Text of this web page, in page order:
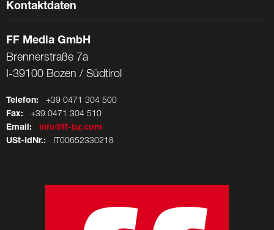
Kontaktdaten
FF Media GmbH
Brennerstraße 7a
I-39100 Bozen / Südtirol
Telefon: +39 0471 304 500
Fax: +39 0471 304 510
Email:
info@ff-bz.com
USt-IdNr.: IT00652330218